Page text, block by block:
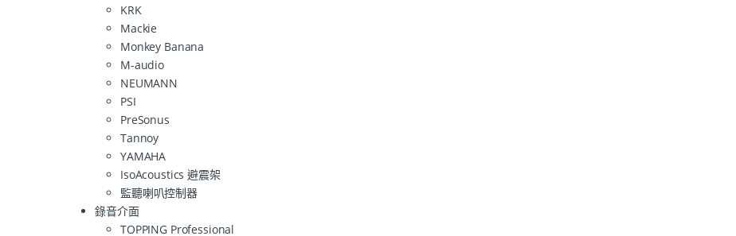
KRK
Mackie
Monkey Banana
M-audio
NEUMANN
PSI
PreSonus
Tannoy
YAMAHA
IsoAcoustics 避震架
監聽喇叭控制器
錄音介面
TOPPING Professional